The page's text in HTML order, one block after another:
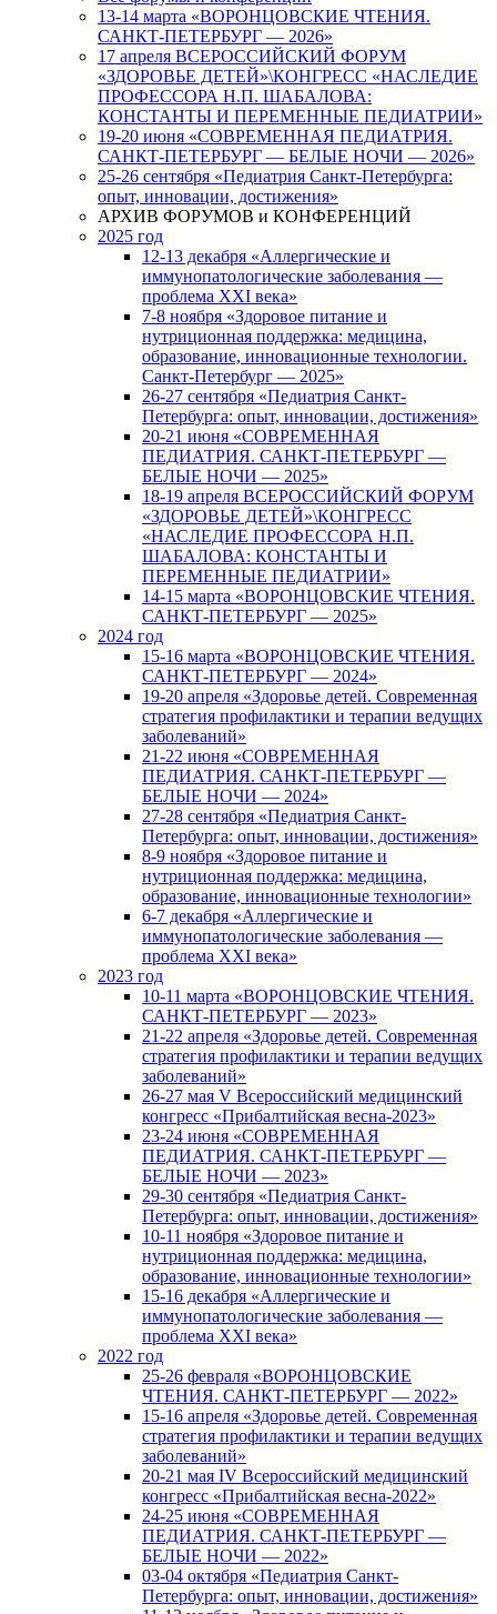
13-14 марта «ВОРОНЦОВСКИЕ ЧТЕНИЯ.
САНКТ-ПЕТЕРБУРГ — 2026»
17 апреля ВСЕРОССИЙСКИЙ ФОРУМ
«ЗДОРОВЬЕ ДЕТЕЙ»\КОНГРЕСС «НАСЛЕДИЕ
ПРОФЕССОРА Н.П. ШАБАЛОВА:
КОНСТАНТЫ И ПЕРЕМЕННЫЕ ПЕДИАТРИИ»
19-20 июня «СОВРЕМЕННАЯ ПЕДИАТРИЯ.
САНКТ-ПЕТЕРБУРГ — БЕЛЫЕ НОЧИ — 2026»
25-26 сентября «Педиатрия Санкт-Петербурга:
опыт, инновации, достижения»
АРХИВ ФОРУМОВ и КОНФЕРЕНЦИЙ
2025 год
12-13 декабря «Аллергические и
иммунопатологические заболевания —
проблема XXI века»
7-8 ноября «Здоровое питание и
нутриционная поддержка: медицина,
образование, инновационные технологии.
Санкт-Петербург — 2025»
26-27 сентября «Педиатрия Санкт-
Петербурга: опыт, инновации, достижения»
20-21 июня «СОВРЕМЕННАЯ
ПЕДИАТРИЯ. САНКТ-ПЕТЕРБУРГ —
БЕЛЫЕ НОЧИ — 2025»
18-19 апреля ВСЕРОССИЙСКИЙ ФОРУМ
«ЗДОРОВЬЕ ДЕТЕЙ»\КОНГРЕСС
«НАСЛЕДИЕ ПРОФЕССОРА Н.П.
ШАБАЛОВА: КОНСТАНТЫ И
ПЕРЕМЕННЫЕ ПЕДИАТРИИ»
14-15 марта «ВОРОНЦОВСКИЕ ЧТЕНИЯ.
САНКТ-ПЕТЕРБУРГ — 2025»
2024 год
15-16 марта «ВОРОНЦОВСКИЕ ЧТЕНИЯ.
САНКТ-ПЕТЕРБУРГ — 2024»
19-20 апреля «Здоровье детей. Современная
стратегия профилактики и терапии ведущих
заболеваний»
21-22 июня «СОВРЕМЕННАЯ
ПЕДИАТРИЯ. САНКТ-ПЕТЕРБУРГ —
БЕЛЫЕ НОЧИ — 2024»
27-28 сентября «Педиатрия Санкт-
Петербурга: опыт, инновации, достижения»
8-9 ноября «Здоровое питание и
нутриционная поддержка: медицина,
образование, инновационные технологии»
6-7 декабря «Аллергические и
иммунопатологические заболевания —
проблема XXI века»
2023 год
10-11 марта «ВОРОНЦОВСКИЕ ЧТЕНИЯ.
САНКТ-ПЕТЕРБУРГ — 2023»
21-22 апреля «Здоровье детей. Современная
стратегия профилактики и терапии ведущих
заболеваний»
26-27 мая V Всероссийский медицинский
конгресс «Прибалтийская весна-2023»
23-24 июня «СОВРЕМЕННАЯ
ПЕДИАТРИЯ. САНКТ-ПЕТЕРБУРГ —
БЕЛЫЕ НОЧИ — 2023»
29-30 сентября «Педиатрия Санкт-
Петербурга: опыт, инновации, достижения»
10-11 ноября «Здоровое питание и
нутриционная поддержка: медицина,
образование, инновационные технологии»
15-16 декабря «Аллергические и
иммунопатологические заболевания —
проблема XXI века»
2022 год
25-26 февраля «ВОРОНЦОВСКИЕ
ЧТЕНИЯ. САНКТ-ПЕТЕРБУРГ — 2022»
15-16 апреля «Здоровье детей. Современная
стратегия профилактики и терапии ведущих
заболеваний»
20-21 мая IV Всероссийский медицинский
конгресс «Прибалтийская весна-2022»
24-25 июня «СОВРЕМЕННАЯ
ПЕДИАТРИЯ. САНКТ-ПЕТЕРБУРГ —
БЕЛЫЕ НОЧИ — 2022»
03-04 октября «Педиатрия Санкт-
Петербурга: опыт, инновации, достижения»